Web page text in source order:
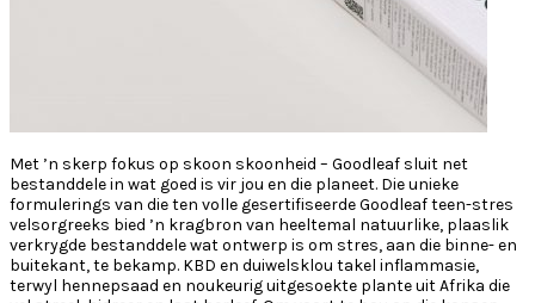
Met ’n skerp fokus op skoon skoonheid – Goodleaf sluit net
bestanddele in wat goed is vir jou en die planeet. Die unieke
formulerings van die ten volle gesertifiseerde Goodleaf teen-stres
velsorgreeks bied ’n kragbron van heeltemal natuurlike, plaaslik
verkrygde bestanddele wat ontwerp is om stres, aan die binne- en
buitekant, te bekamp. KBD en duiwelsklou takel inflammasie,
terwyl hennepsaad en noukeurig uitgesoekte plante uit Afrika die